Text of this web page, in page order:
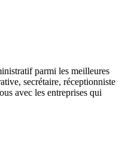
parmi les meilleures
secrétaire, réceptionniste
avec les entreprises qui